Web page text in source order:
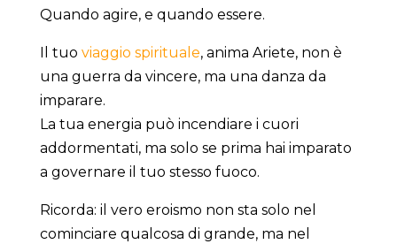
Quando agire, e quando essere.
Il tuo viaggio spirituale, anima Ariete, non è
una guerra da vincere, ma una danza da
imparare.
La tua energia può incendiare i cuori
addormentati, ma solo se prima hai imparato
a governare il tuo stesso fuoco.
Ricorda: il vero eroismo non sta solo nel
cominciare qualcosa di grande, ma nel